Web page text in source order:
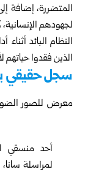
المتضررة، إضافة
لجهودهم
النظام البائد
الذين فقدوا حياتهم
سجل حقيقي
أحد منسقي
لمراسلة